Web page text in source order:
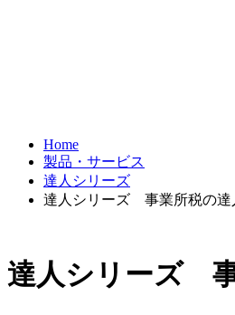
Home
製品・サービス
達人シリーズ
達人シリーズ 事業所税の
達人シリーズ